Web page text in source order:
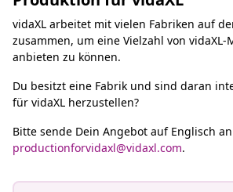
vidaXL arbeitet mit vielen Fabriken auf
zusammen, um eine Vielzahl von
anbieten zu können.
Du besitzt eine Fabrik und sind daran
für vidaXL herzustellen?
Bitte sende Dein Angebot auf Englisch an
productionforvidaxl@vidaxl.com.